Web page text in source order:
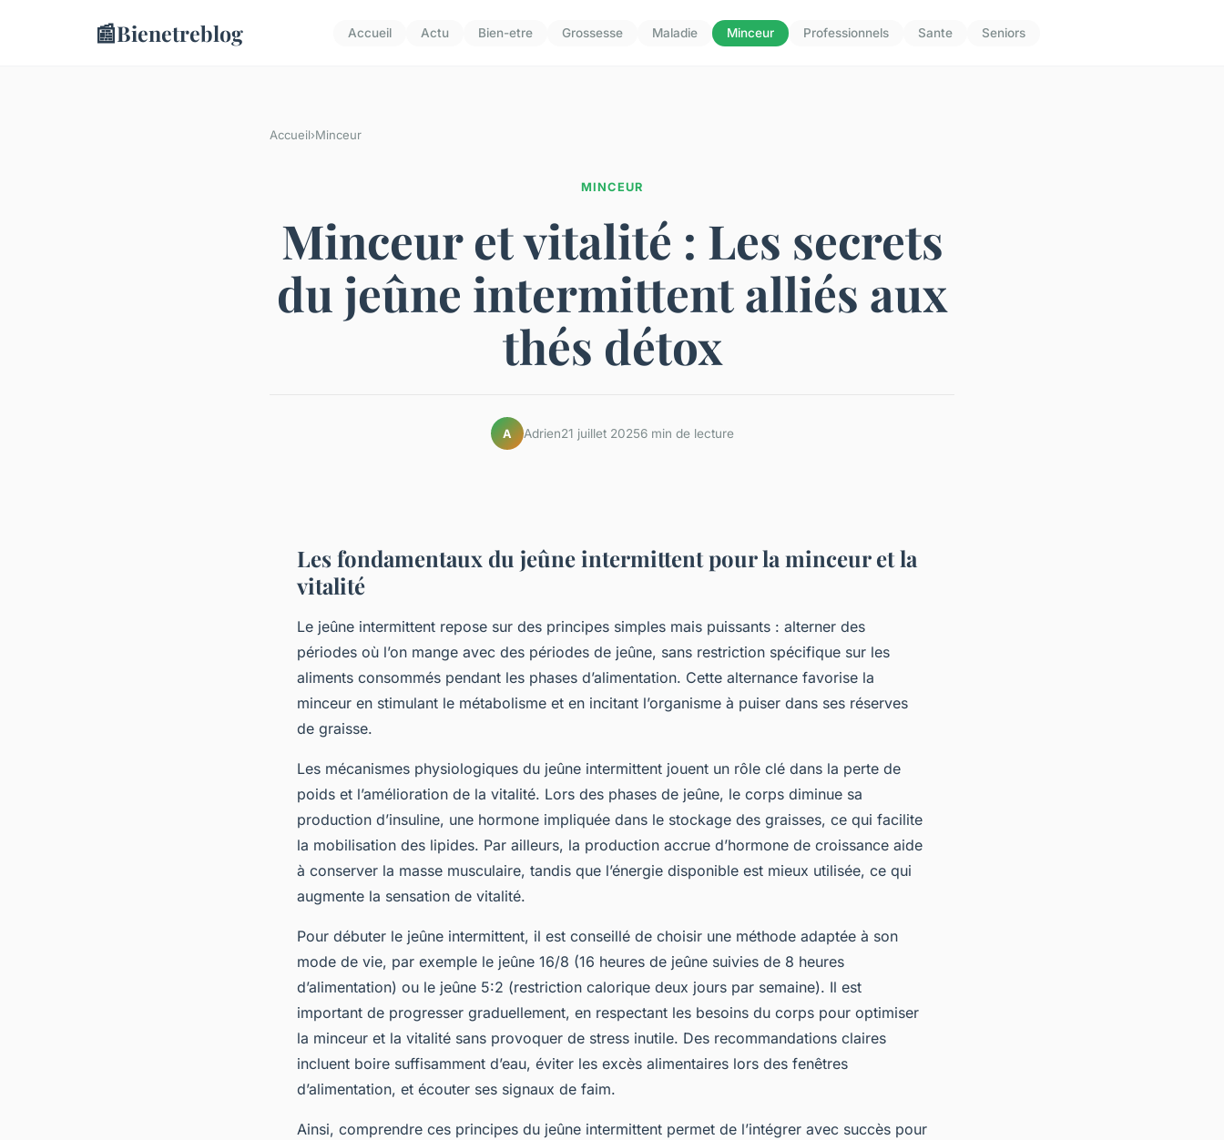
📰Bienetreblog Accueil Actu Bien-etre Grossesse Maladie Minceur Professionnels Sante Seniors
Accueil›Minceur
MINCEUR
Minceur et vitalité : Les secrets
du jeûne intermittent alliés aux
thés détox
A Adrien21 juillet 20256 min de lecture
Les fondamentaux du jeûne intermittent pour la minceur et la
vitalité
Le jeûne intermittent repose sur des principes simples mais puissants : alterner des
périodes où l’on mange avec des périodes de jeûne, sans restriction spécifique sur les
aliments consommés pendant les phases d’alimentation. Cette alternance favorise la
minceur en stimulant le métabolisme et en incitant l’organisme à puiser dans ses réserves
de graisse.
Les mécanismes physiologiques du jeûne intermittent jouent un rôle clé dans la perte de
poids et l’amélioration de la vitalité. Lors des phases de jeûne, le corps diminue sa
production d’insuline, une hormone impliquée dans le stockage des graisses, ce qui facilite
la mobilisation des lipides. Par ailleurs, la production accrue d’hormone de croissance aide
à conserver la masse musculaire, tandis que l’énergie disponible est mieux utilisée, ce qui
augmente la sensation de vitalité.
Pour débuter le jeûne intermittent, il est conseillé de choisir une méthode adaptée à son
mode de vie, par exemple le jeûne 16/8 (16 heures de jeûne suivies de 8 heures
d’alimentation) ou le jeûne 5:2 (restriction calorique deux jours par semaine). Il est
important de progresser graduellement, en respectant les besoins du corps pour optimiser
la minceur et la vitalité sans provoquer de stress inutile. Des recommandations claires
incluent boire suffisamment d’eau, éviter les excès alimentaires lors des fenêtres
d’alimentation, et écouter ses signaux de faim.
Ainsi, comprendre ces principes du jeûne intermittent permet de l’intégrer avec succès pour